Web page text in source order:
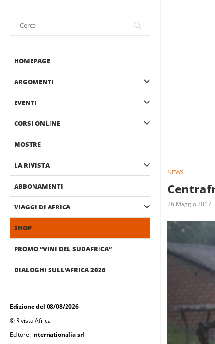
HOMEPAGE
ARGOMENTI
EVENTI
CORSI ONLINE
MOSTRE
LA RIVISTA
ABBONAMENTI
VIAGGI DI AFRICA
SHOP
PROMO “VINI DEL SUDAFRICA”
DIALOGHI SULL’AFRICA 2026
Edizione del 08/08/2026
© Rivista Africa
Editore: Internationalia srl
NEWS
26 Maggio 2017